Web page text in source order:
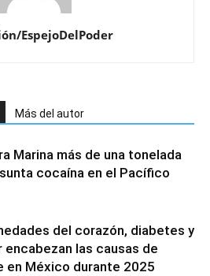
EspejoDelPoder
Más del autor
Marina más de una tonelada
cocaína en el Pacífico
del corazón, diabetes y
encabezan las causas de
en México durante 2025